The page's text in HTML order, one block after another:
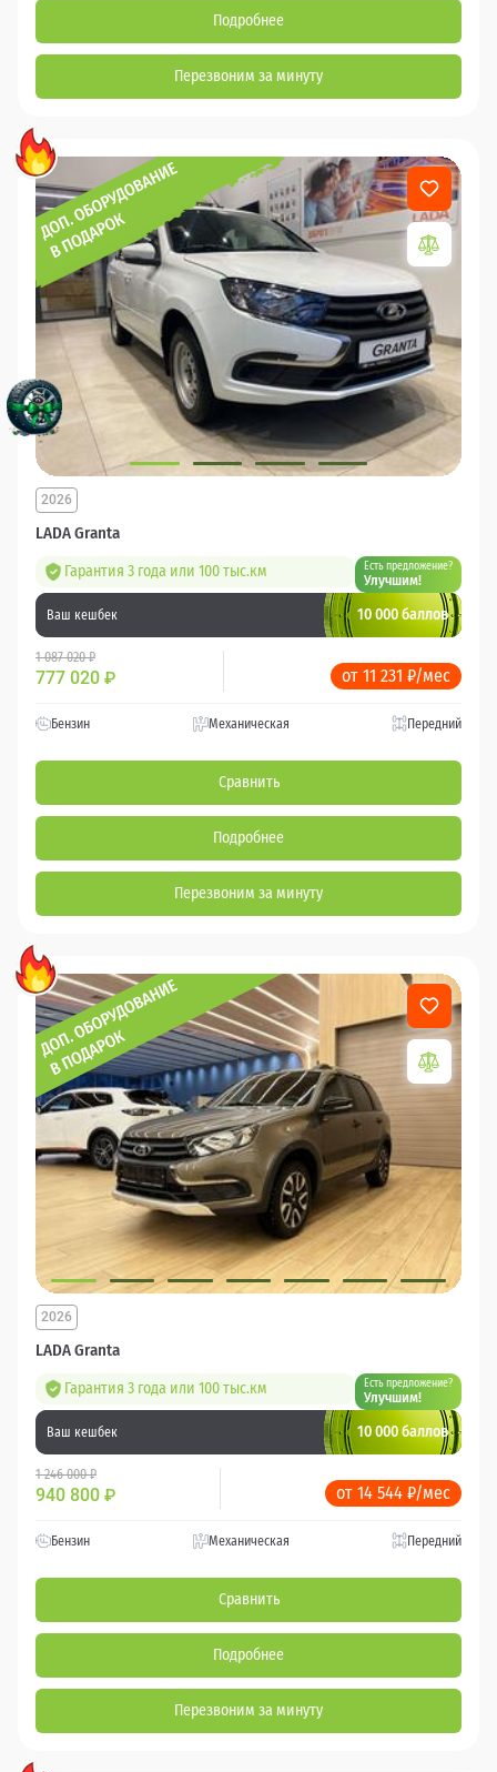
Подробнее
Перезвоним за минуту
LADA Granta
2026
Гарантия 3 года или 100 тыс.км Есть предложение?
Улучшим!
Ваш кешбек 10 000 баллов
1 087 020 ₽
777 020 ₽ от 11 231 ₽/мес
Бензин Механическая Передний
Сравнить
Подробнее
Перезвоним за минуту
LADA Granta
2026
Гарантия 3 года или 100 тыс.км Есть предложение?
Улучшим!
Ваш кешбек 10 000 баллов
1 246 000 ₽
940 800 ₽ от 14 544 ₽/мес
Бензин Механическая Передний
Сравнить
Подробнее
Перезвоним за минуту